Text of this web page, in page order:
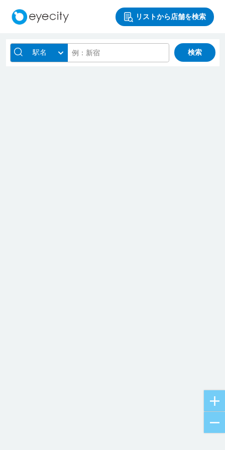
リストから店舗を検索
駅名 検索